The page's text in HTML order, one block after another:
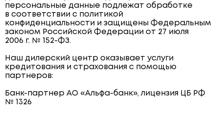
персональные данные подлежат обработке
в соответствии с политикой
конфиденциальности и защищены Федеральным
законом Российской Федерации от 27 июля
2006 г. № 152-ФЗ.
Наш дилерский центр оказывает услуги
кредитования и страхования с помощью
партнеров:
Банк-партнер АО «Альфа-банк», лицензия ЦБ РФ
№ 1326